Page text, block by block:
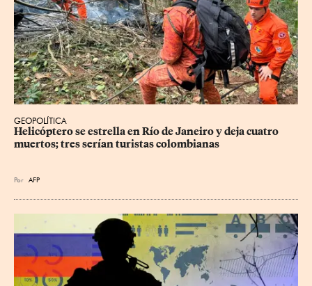
GEOPOLÍTICA
Helicóptero se estrella en Río de Janeiro y deja cuatro
muertos; tres serían turistas colombianas
Por AFP